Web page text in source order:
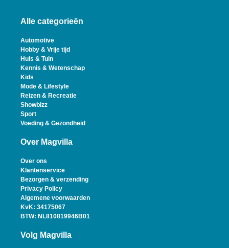
Alle categorieën
Automotive
Hobby & Vrije tijd
Huis & Tuin
Kennis & Wetenschap
Kids
Mode & Lifestyle
Reizen & Recreatie
Showbizz
Sport
Voeding & Gezondheid
Over Magvilla
Over ons
Klantenservice
Bezorgen & verzending
Privacy Policy
Algemene voorwaarden
KvK: 34175067
BTW: NL810819946B01
Volg Magvilla